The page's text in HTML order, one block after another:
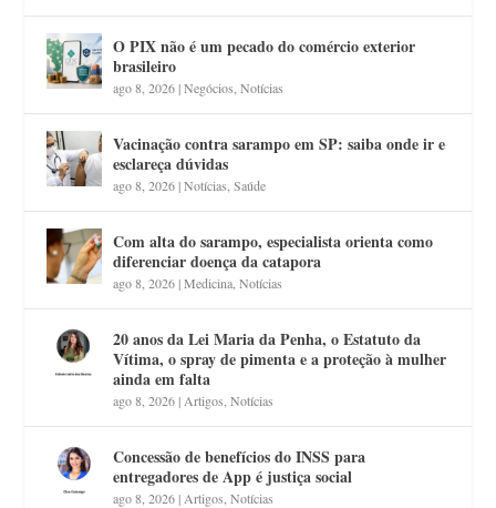
O PIX não é um pecado do comércio exterior
brasileiro
ago 8, 2026|Negócios ,Notícias
Vacinação contra sarampo em SP: saiba onde ir e
esclareça dúvidas
ago 8, 2026|Notícias ,Saúde
Com alta do sarampo, especialista orienta como
diferenciar doença da catapora
ago 8, 2026|Medicina ,Notícias
20 anos da Lei Maria da Penha, o Estatuto da
Vítima, o spray de pimenta e a proteção à mulher
ainda em falta
ago 8, 2026| Artigos ,Notícias
Concessão de benefícios do INSS para
entregadores de App é justiça social
ago 8, 2026| Artigos ,Notícias